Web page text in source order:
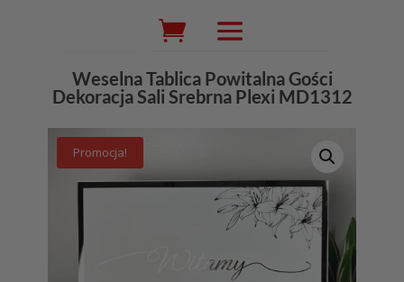
Wyszukiwarka
produktów
Weselna Tablica Powitalna Gości
Dekoracja Sali Srebrna Plexi MD1312
Promocja!